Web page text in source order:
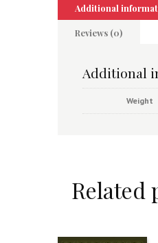
Additional
Reviews (0)
Additional
Weight
Related